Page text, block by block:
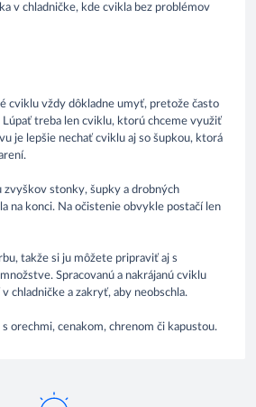
v chladničke, kde cvikla bez problémov
cviklu vždy dôkladne umyť, pretože často
treba len cviklu, ktorú chceme využiť
je lepšie nechať cviklu aj so šupkou, ktorá
zvyškov stonky, šupky a drobných
na konci. Na očistenie obvykle postačí len
takže si ju môžete pripraviť aj s
Spracovanú a nakrájanú cviklu
chladničke a zakryť, aby neobschla.
orechmi, cenakom, chrenom či kapustou.